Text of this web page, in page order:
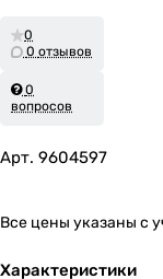
0
0 отзывов
0
вопросов
Арт. 9604597
Все цены указаны с
Характеристики